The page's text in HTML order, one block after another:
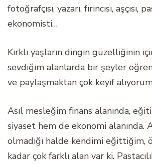
fotoğrafçısı, yazarı, fırıncısı, aşçısı,
ekonomisti…
Kırklı yaşların dingin güzelliğinin
sevdiğim alanlarda bir şeyler
ve paylaşmaktan çok keyif
Asıl mesleğim finans alanında,
siyaset hem de ekonomi alanında.
olmadığı halde kendimi eğittiğim,
kadar çok farklı alan var ki.